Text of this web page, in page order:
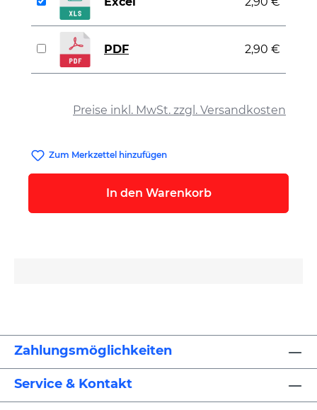
Preise inkl. MwSt. zzgl. Versandkosten
PDF 2,90 €
Zum Merkzettel hinzufügen
In den Warenkorb
Zahlungsmöglichkeiten
Service & Kontakt